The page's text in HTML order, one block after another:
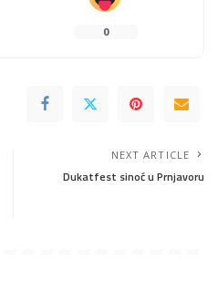
0
NEXT ARTICLE
Dukatfest sinoć u Prnjavoru